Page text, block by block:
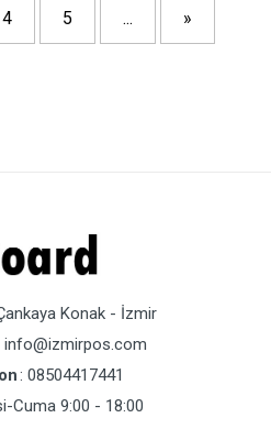
4 5 ... »
Konak - İzmir
info@izmirpos.com
: 08504417441
Cuma 9:00 - 18:00